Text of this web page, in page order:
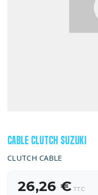
CABLE CLUTCH SUZUKI
CLUTCH CABLE
26,26 € TTC